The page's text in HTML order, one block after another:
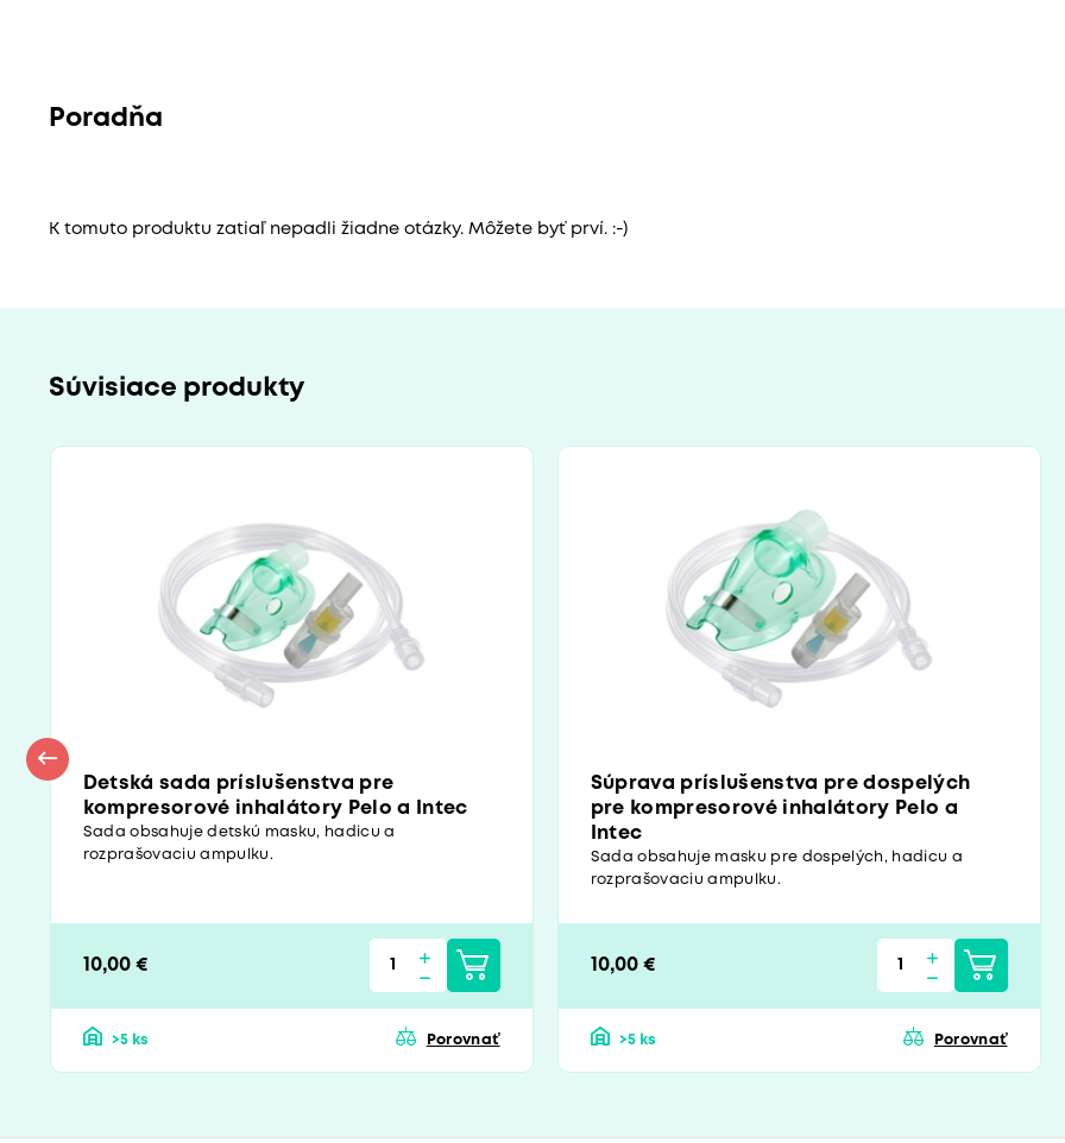
Poradňa
K tomuto produktu zatiaľ nepadli žiadne otázky. Môžete byť prví. :-)
Súvisiace produkty
Detská sada príslušenstva pre
kompresorové inhalátory Pelo a Intec
Sada obsahuje detskú masku, hadicu a
rozprašovaciu ampulku.
10,00 €
>5 ks Porovnať
Súprava príslušenstva pre dospelých
pre kompresorové inhalátory Pelo a
Intec
Sada obsahuje masku pre dospelých, hadicu a
rozprašovaciu ampulku.
10,00 €
>5 ks Porovnať